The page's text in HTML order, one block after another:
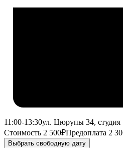
11:00-13:30ул. Цюрупы 34, студия
Стоимость 2 500₽Предоплата 2
Выбрать свободную дату